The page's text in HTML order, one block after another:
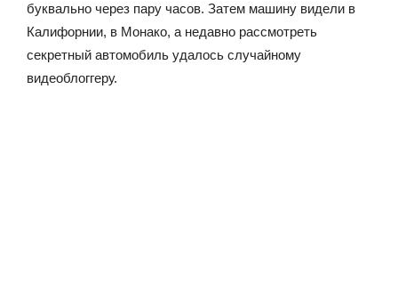
буквально через пару часов. Затем машину видели в
Калифорнии, в Монако, а недавно рассмотреть
секретный автомобиль удалось случайному
видеоблоггеру.